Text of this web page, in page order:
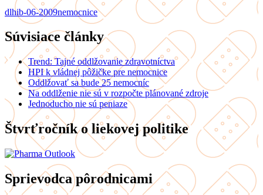
dlhib-06-2009nemocnice
Súvisiace články
Trend: Tajné oddlžovanie zdravotníctva
HPI k vládnej pôžičke pre nemocnice
Oddlžovať sa bude 25 nemocníc
Na oddlženie nie sú v rozpočte plánované zdroje
Jednoducho nie sú peniaze
Štvrťročník o liekovej politike
Sprievodca pôrodnicami